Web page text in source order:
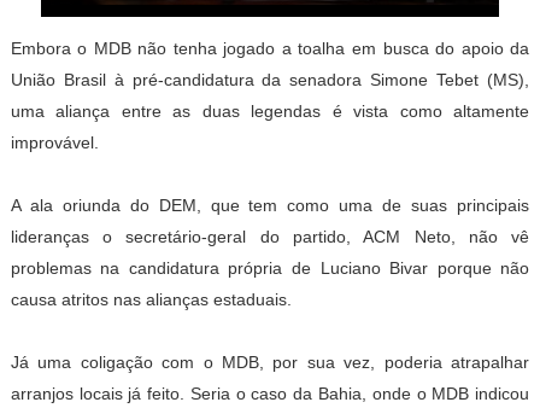
Embora o MDB não tenha jogado a toalha em busca do apoio da
União Brasil à pré-candidatura da senadora Simone Tebet (MS),
uma aliança entre as duas legendas é vista como altamente
improvável.
A ala oriunda do DEM, que tem como uma de suas principais
lideranças o secretário-geral do partido, ACM Neto, não vê
problemas na candidatura própria de Luciano Bivar porque não
causa atritos nas alianças estaduais.
Já uma coligação com o MDB, por sua vez, poderia atrapalhar
arranjos locais já feito. Seria o caso da Bahia, onde o MDB indicou